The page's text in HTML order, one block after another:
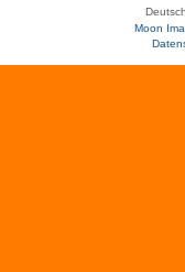
Moon